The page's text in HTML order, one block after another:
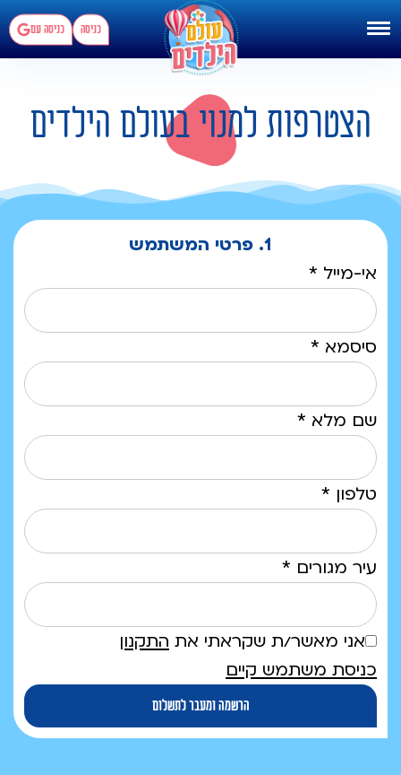
כניסה כניסה עם
הצטרפות למנוי בעולם הילדים
1. פרטי המשתמש
אי-מייל *
סיסמא *
שם מלא *
טלפון *
עיר מגורים *
אני מאשר/ת שקראתי את התקנון
כניסת משתמש קיים
הרשמה ומעבר לתשלום